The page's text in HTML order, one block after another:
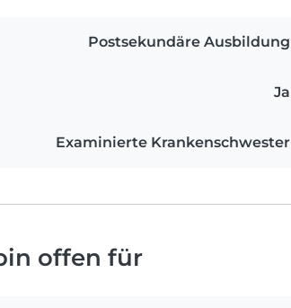
Postsekundäre Ausbildung
Ja
Examinierte Krankenschwester
offen für